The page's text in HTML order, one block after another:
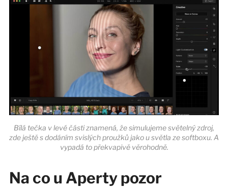
Bílá tečka v levé části znamená, že simulujeme světelný zdroj,
zde ještě s dodáním svislých proužků jako u světla ze softboxu. A
vypadá to překvapivě věrohodně.
Na co u Aperty pozor